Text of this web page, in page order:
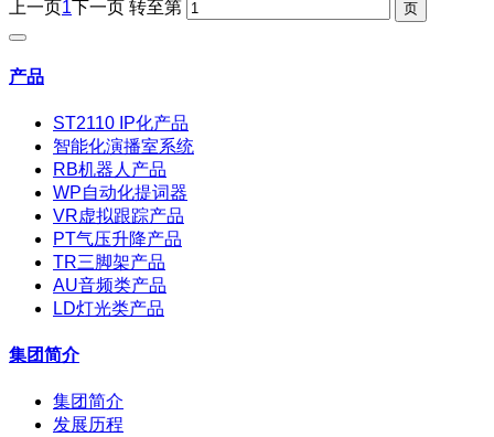
上一页1下一页 转至第
产品
ST2110 IP化产品
智能化演播室系统
RB机器人产品
WP自动化提词器
VR虚拟跟踪产品
PT气压升降产品
TR三脚架产品
AU音频类产品
LD灯光类产品
集团简介
集团简介
发展历程